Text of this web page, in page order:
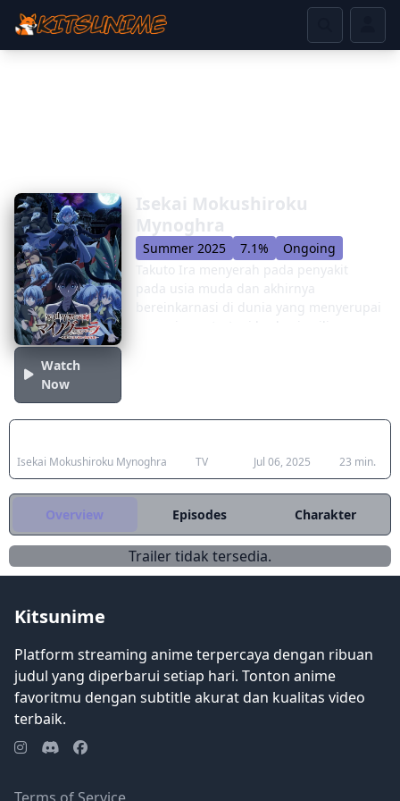
Watch
Now
Isekai Mokushiroku
Mynoghra
Summer 2025 7.1%
Ongoing
Takuto Ira menyerah pada penyakit
pada usia muda dan akhirnya
bereinkarnasi di dunia yang menyerupai
jahat Mynoghra. Dengan unit pahlawan
Atou di sisinya, bahkan ciri -ciri ras yang
sulit tidak akan menghalangi akan
memulai kembali peradaban mereka!
(Sumber: Cross Infinite World)
Isekai Mokushiroku Mynoghra TV Jul 06, 2025 23 min.
Overview Episodes Charakter
Trailer tidak tersedia.
Kitsunime
Platform streaming anime terpercaya dengan ribuan
judul yang diperbarui setiap hari. Tonton anime
favoritmu dengan subtitle akurat dan kualitas video
terbaik.